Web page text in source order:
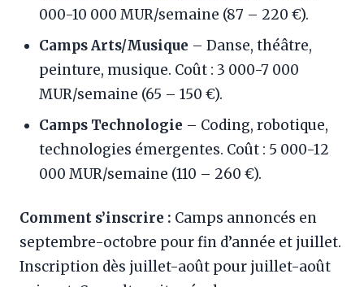
000-10 000 MUR/semaine (87 – 220 €).
Camps Arts/Musique – Danse, théâtre,
peinture, musique. Coût : 3 000-7 000
MUR/semaine (65 – 150 €).
Camps Technologie – Coding, robotique,
technologies émergentes. Coût : 5 000-12
000 MUR/semaine (110 – 260 €).
Comment s’inscrire : Camps annoncés en
septembre-octobre pour fin d’année et juillet.
Inscription dès juillet-août pour juillet-août